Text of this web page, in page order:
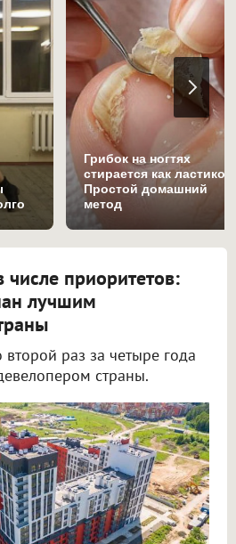
Грибок на ногтях
стирается как
Простой домашний
метод
приоритетов:
лучшим
второй раз за четыре года
страны.